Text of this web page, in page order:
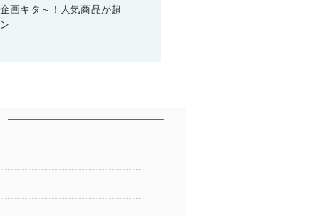
画キタ～！人気商品が超